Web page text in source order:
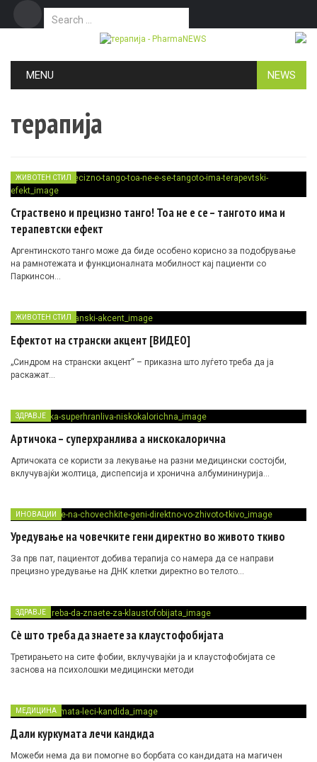
Search for:
MENU NEWS
терапија
ЖИВОТЕН СТИЛ
Страствено и прецизно танго! Тоа не е се – тангото има и
терапевтски ефект
Аргентинското танго може да биде особено корисно за подобрување
на рамнотежата и функционалната мобилност кај пациенти со
Паркинсон…
ЖИВОТЕН СТИЛ
Ефектот на странски акцент [ВИДЕО]
„Синдром на странски акцент“ – приказна што луѓето треба да ја
раскажат…
ЗДРАВЈЕ
Артичока – суперхранлива а нискокалорична
Артичоката се користи за лекување на разни медицински состојби,
вклучувајќи жолтица, диспепсија и хронична албумининурија…
ИНОВАЦИИ
Уредување на човечките гени директно во живото ткиво
За прв пат, пациентот добива терапија со намера да се направи
прецизно уредување на ДНК клетки директно во телото…
ЗДРАВЈЕ
Сè што треба да знаете за клаустофобијата
Третирањето на сите фобии, вклучувајќи ја и клаустофобијата се
заснова на психолошки медицински методи
МЕДИЦИНА
Дали куркумата лечи кандида
Можеби нема да ви помогне во борбата со кандидата на магичен